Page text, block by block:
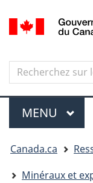
Search
Recherchez
sur
le
site
Menu
MENU
êtes
ici
Canada.ca
Minéraux et